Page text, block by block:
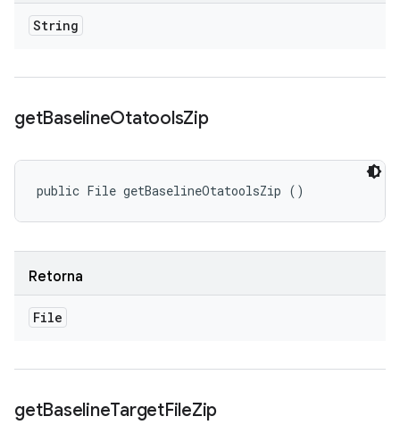
String
getBaselineOtatoolsZip
public File getBaselineOtatoolsZip ()
Retorna
File
getBaselineTargetFileZip